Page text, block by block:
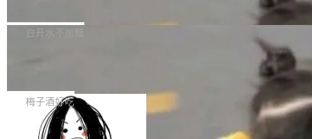
获配9...
题，该问题可能导致在旧版 Linux 内核...
P）！这一里程碑不仅标志着 Fluss 迈入新的发
长期停止内容更新，未能实现其作为“AI版维基百
提交的编辑请求也长期处于待处理状态。 Groki
pedia 于去年底上线，定位为由人工智能生成内
容的百科平台，被马斯克视为传统众包百科网站
白开水不加糖
是这样的：配 MessageSource 的 Bean、写 R
eloadableResourceBundleMessageSource、
声明 LocaleResolver、注册 LocaleChangeInt
梅子酒好吃
Apache Doris 4.1 全面增强 Iceberg：